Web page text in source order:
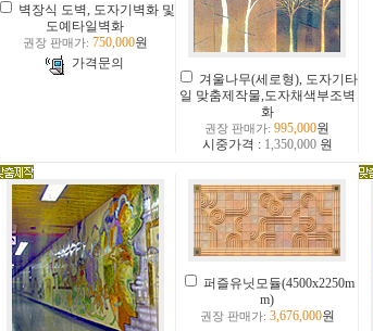
벽장식 도벽, 도자기벽화 및
도예타일벽화
권장 판매가: 750,000원
가격문의
겨울나무(세로형), 도자기타
일 맞춤제작물,도자채색부조벽
화
권장 판매가:995,000원
시중가격 : 1,350,000원
퍼즐유닛모듈(4500x2250m
m)
권장 판매가: 3,676,000원